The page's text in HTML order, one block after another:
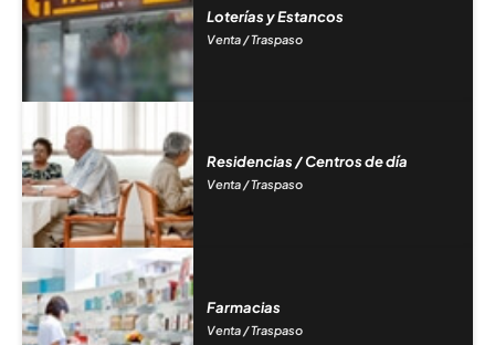
Loterías y Estancos
Venta / Traspaso
Residencias / Centros de día
Venta / Traspaso
Farmacias
Venta / Traspaso